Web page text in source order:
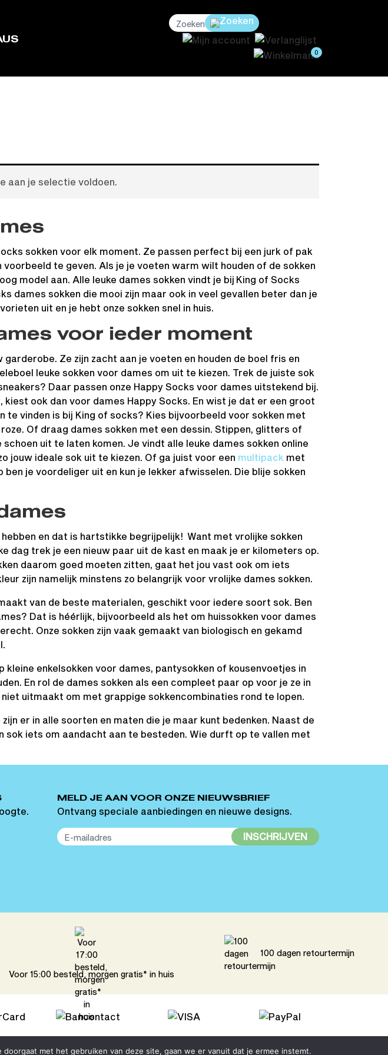
0
aan je selectie voldoen.
sokken voor elk moment. Ze passen perfect bij een jurk of pak
te geven. Als je je voeten warm wilt houden of de sokken
model aan. Alle leuke dames sokken vindt je bij King of Socks
dames sokken die mooi zijn maar ook in veel gevallen beter dan je
uit en je hebt onze sokken snel in huis.
voor ieder moment
garderobe. Ze zijn zacht aan je voeten en houden de boel fris en
leuke sokken voor dames om uit te kiezen. Trek de juiste sok
Daar passen onze Happy Socks voor dames uitstekend bij.
ook dan voor dames Happy Socks. En wist je dat er een groot
te vinden is bij King of socks? Kies bijvoorbeeld voor sokken met
Of draag dames sokken met een dessin. Stippen, glitters of
schoen uit te laten komen. Je vindt alle leuke dames sokken online
jouw ideale sok uit te kiezen. Of ga juist voor een multipack met
ben je voordeliger uit en kun je lekker afwisselen. Die blije sokken
en dat is hartstikke begrijpelijk! Want met vrolijke sokken
dag trek je een nieuw paar uit de kast en maak je er kilometers op.
daarom goed moeten zitten, gaat het jou vast ook om iets
zijn namelijk minstens zo belangrijk voor vrolijke dames sokken.
van de beste materialen, geschikt voor iedere soort sok. Ben
Dat is héérlijk, bijvoorbeeld als het om huissokken voor dames
Onze sokken zijn vaak gemaakt van biologisch en gekamd
kleine enkelsokken voor dames, pantysokken of kousenvoetjes in
En rol de dames sokken als een compleet paar op voor je ze in
uitmaakt om met grappige sokkencombinaties rond te lopen.
er in alle soorten en maten die je maar kunt bedenken. Naast de
sok iets om aandacht aan te besteden. Wie durft op te vallen met
MELD JE AAN VOOR ONZE NIEUWSBRIEF
Ontvang speciale aanbiedingen en nieuwe designs.
INSCHRIJVEN
Voor 15:00 besteld, morgen gratis* in huis
100 dagen retourtermijn
met het gebruiken van deze site, gaan we er vanuit dat je ermee instemt.